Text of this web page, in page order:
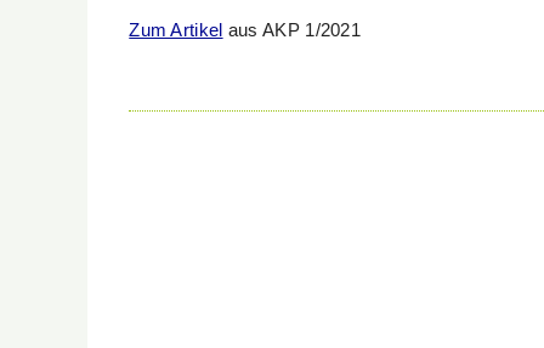
Zum Artikel aus AKP 1/2021